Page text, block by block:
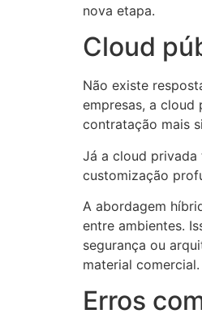
nova etapa.
Cloud
Não existe
empresas, a cloud
contratação mais
Já a cloud privada
customização
A abordagem
entre ambientes.
segurança ou
material comercial.
Erros